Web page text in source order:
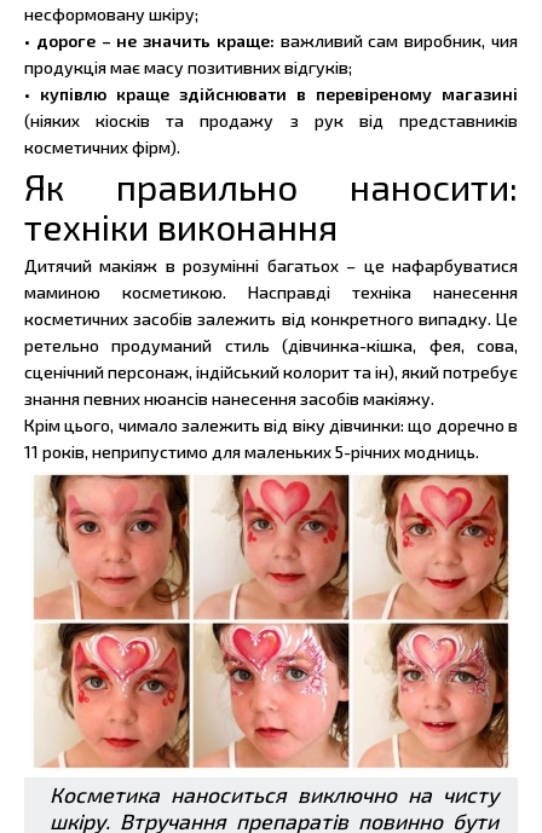
несформовану шкіру;
• дороге – не значить краще: важливий сам виробник, чия
продукція має масу позитивних відгуків;
• купівлю краще здійснювати в перевіреному магазині
(ніяких кіосків та продажу з рук від представників
косметичних фірм).
Як правильно наносити:
техніки виконання
Дитячий макіяж в розумінні багатьох – це нафарбуватися
маминою косметикою. Насправді техніка нанесення
косметичних засобів залежить від конкретного випадку. Це
ретельно продуманий стиль (дівчинка-кішка, фея, сова,
сценічний персонаж, індійський колорит та ін), який потребує
знання певних нюансів нанесення засобів макіяжу.
Крім цього, чимало залежить від віку дівчинки: що доречно в
11 років, неприпустимо для маленьких 5-річних модниць.
Косметика наноситься виключно на чисту
шкіру. Втручання препаратів повинно бути